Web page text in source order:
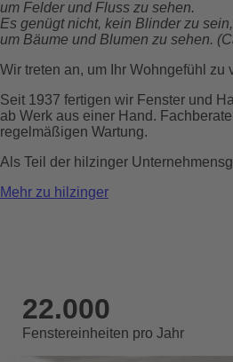
um Felder und Fluss zu sehen.
Es genügt nicht, kein Blinder zu sein,
um Bäume und Blumen zu sehen.
Wir treten an, um Ihr Wohngefühl
Seit 1937 fertigen wir Fenster und
ab Werk aus einer Hand.
regelmäßigen Wartung.
Als Teil der hilzinger
Mehr zu hilzinger
22.000
Fenstereinheiten pro Jahr